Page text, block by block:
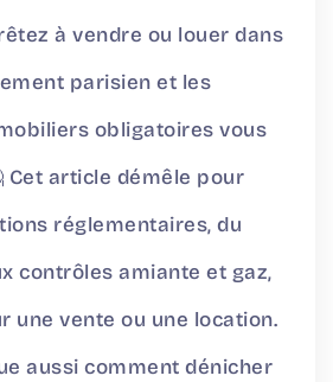
à vendre ou louer dans
parisien et les
obligatoires vous
Cet article démêle pour
réglementaires, du
contrôles amiante et gaz,
une vente ou une location.
aussi comment dénicher